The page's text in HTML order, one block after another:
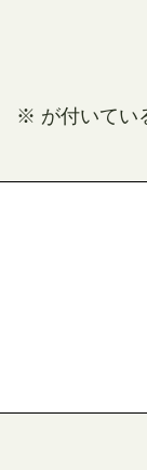
※ が付いてい